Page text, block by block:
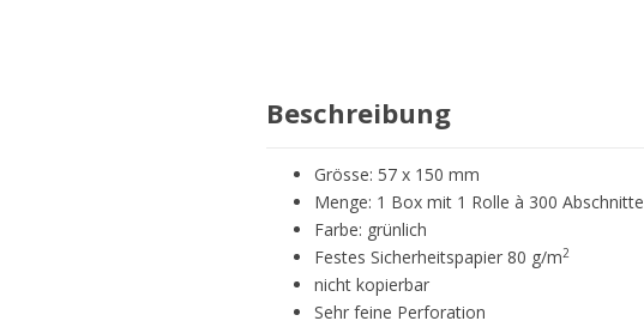
Beschreibung
Grösse: 57 x 150 mm
Menge: 1 Box mit 1 Rolle à 300 Abschnitte
Farbe: grünlich
Festes Sicherheitspapier 80 g/m2
nicht kopierbar
Sehr feine Perforation